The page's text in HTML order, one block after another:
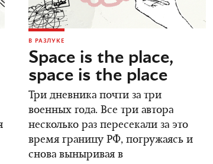
В РАЗЛУКЕ
Space is the place,
space is the place
Три дневника почти за три
военных года. Все три автора
несколько раз пересекали за это
время границу РФ, погружаясь и
снова выныривая в